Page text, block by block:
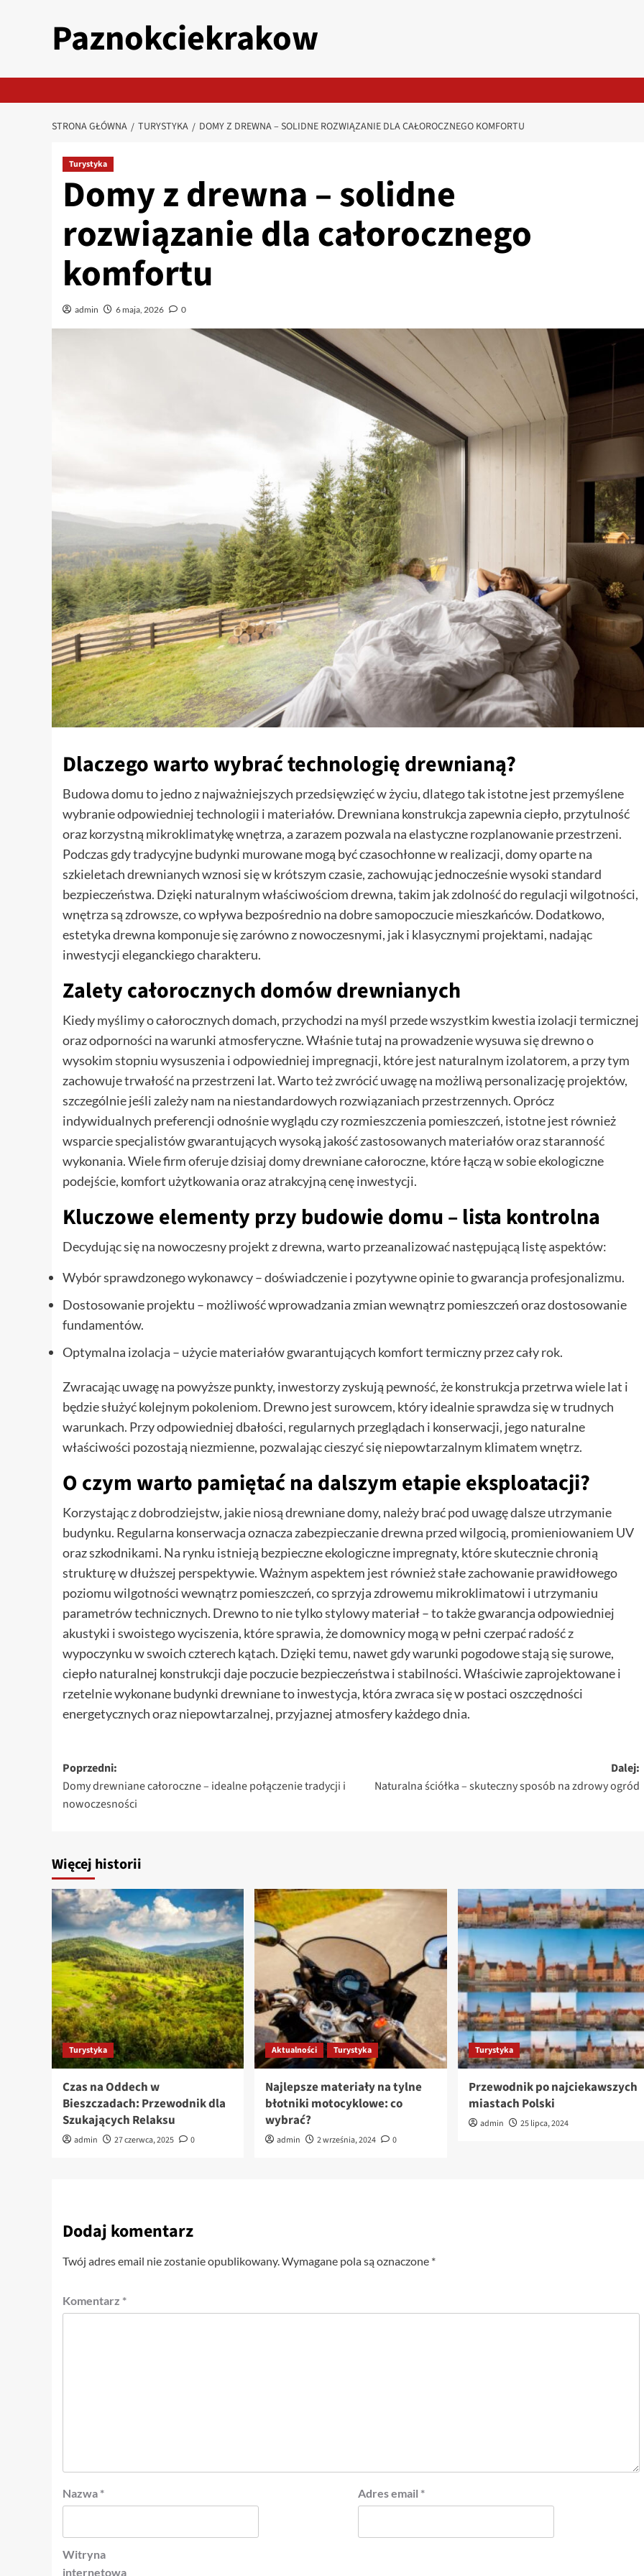
Paznokciekrakow
STRONA GŁÓWNA TURYSTYKA DOMY Z DREWNA – SOLIDNE ROZWIĄZANIE DLA CAŁOROCZNEGO KOMFORTU
Turystyka
Domy z drewna – solidne
rozwiązanie dla całorocznego
komfortu
admin 6 maja, 2026 0
Dlaczego warto wybrać technologię drewnianą?
Budowa domu to jedno z najważniejszych przedsięwzięć w życiu, dlatego tak istotne jest przemyślene
wybranie odpowiedniej technologii i materiałów. Drewniana konstrukcja zapewnia ciepło, przytulność
oraz korzystną mikroklimatykę wnętrza, a zarazem pozwala na elastyczne rozplanowanie przestrzeni.
Podczas gdy tradycyjne budynki murowane mogą być czasochłonne w realizacji, domy oparte na
szkieletach drewnianych wznosi się w krótszym czasie, zachowując jednocześnie wysoki standard
bezpieczeństwa. Dzięki naturalnym właściwościom drewna, takim jak zdolność do regulacji wilgotności,
wnętrza są zdrowsze, co wpływa bezpośrednio na dobre samopoczucie mieszkańców. Dodatkowo,
estetyka drewna komponuje się zarówno z nowoczesnymi, jak i klasycznymi projektami, nadając
inwestycji eleganckiego charakteru.
Zalety całorocznych domów drewnianych
Kiedy myślimy o całorocznych domach, przychodzi na myśl przede wszystkim kwestia izolacji termicznej
oraz odporności na warunki atmosferyczne. Właśnie tutaj na prowadzenie wysuwa się drewno o
wysokim stopniu wysuszenia i odpowiedniej impregnacji, które jest naturalnym izolatorem, a przy tym
zachowuje trwałość na przestrzeni lat. Warto też zwrócić uwagę na możliwą personalizację projektów,
szczególnie jeśli zależy nam na niestandardowych rozwiązaniach przestrzennych. Oprócz
indywidualnych preferencji odnośnie wyglądu czy rozmieszczenia pomieszczeń, istotne jest również
wsparcie specjalistów gwarantujących wysoką jakość zastosowanych materiałów oraz staranność
wykonania. Wiele firm oferuje dzisiaj domy drewniane całoroczne, które łączą w sobie ekologiczne
podejście, komfort użytkowania oraz atrakcyjną cenę inwestycji.
Kluczowe elementy przy budowie domu – lista kontrolna
Decydując się na nowoczesny projekt z drewna, warto przeanalizować następującą listę aspektów:
Wybór sprawdzonego wykonawcy – doświadczenie i pozytywne opinie to gwarancja profesjonalizmu.
Dostosowanie projektu – możliwość wprowadzania zmian wewnątrz pomieszczeń oraz dostosowanie
fundamentów.
Optymalna izolacja – użycie materiałów gwarantujących komfort termiczny przez cały rok.
Zwracając uwagę na powyższe punkty, inwestorzy zyskują pewność, że konstrukcja przetrwa wiele lat i
będzie służyć kolejnym pokoleniom. Drewno jest surowcem, który idealnie sprawdza się w trudnych
warunkach. Przy odpowiedniej dbałości, regularnych przeglądach i konserwacji, jego naturalne
właściwości pozostają niezmienne, pozwalając cieszyć się niepowtarzalnym klimatem wnętrz.
O czym warto pamiętać na dalszym etapie eksploatacji?
Korzystając z dobrodziejstw, jakie niosą drewniane domy, należy brać pod uwagę dalsze utrzymanie
budynku. Regularna konserwacja oznacza zabezpieczanie drewna przed wilgocią, promieniowaniem UV
oraz szkodnikami. Na rynku istnieją bezpieczne ekologiczne impregnaty, które skutecznie chronią
strukturę w dłuższej perspektywie. Ważnym aspektem jest również stałe zachowanie prawidłowego
poziomu wilgotności wewnątrz pomieszczeń, co sprzyja zdrowemu mikroklimatowi i utrzymaniu
parametrów technicznych. Drewno to nie tylko stylowy materiał – to także gwarancja odpowiedniej
akustyki i swoistego wyciszenia, które sprawia, że domownicy mogą w pełni czerpać radość z
wypoczynku w swoich czterech kątach. Dzięki temu, nawet gdy warunki pogodowe stają się surowe,
ciepło naturalnej konstrukcji daje poczucie bezpieczeństwa i stabilności. Właściwie zaprojektowane i
rzetelnie wykonane budynki drewniane to inwestycja, która zwraca się w postaci oszczędności
energetycznych oraz niepowtarzalnej, przyjaznej atmosfery każdego dnia.
Zobacz
wpisy
Poprzedni:
Domy drewniane całoroczne – idealne połączenie tradycji i
nowoczesności
Dalej:
Naturalna ściółka – skuteczny sposób na zdrowy ogród
Więcej historii
Turystyka
Czas na Oddech w
Bieszczadach: Przewodnik dla
Szukających Relaksu
admin 27 czerwca, 2025 0
Aktualności Turystyka
Najlepsze materiały na tylne
błotniki motocyklowe: co
wybrać?
admin 2 września, 2024 0
Turystyka
Przewodnik po najciekawszych
miastach Polski
admin 25 lipca, 2024
Dodaj komentarz
Twój adres email nie zostanie opublikowany.Wymagane pola są oznaczone *
Komentarz *
Nazwa * Adres email *
Witryna
internetowa